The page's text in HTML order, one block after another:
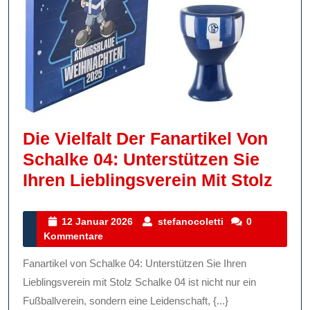
Die Vielfalt Der Fanartikel Von
Schalke 04: Unterstützen Sie
Ihren Lieblingsverein Mit Stolz
12 Januar 2026
12
2026
stefanocoletti stefanocoletti
0
Kommentare
Fanartikel von Schalke 04: Unterstützen Sie Ihren
Lieblingsverein mit Stolz Schalke 04 ist nicht nur ein
Fußballverein, sondern eine Leidenschaft, {...}